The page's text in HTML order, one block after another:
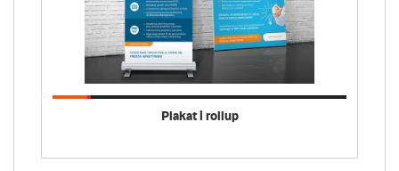
Plakat i rollup